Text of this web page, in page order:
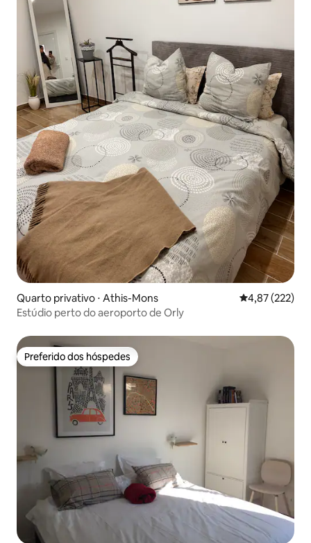
Quarto privativo ⋅ Athis-Mons 4,87 de uma
4,87 (222)
Estúdio perto do aeroporto de Orly
Preferido dos hóspedes
Preferido dos hóspedes